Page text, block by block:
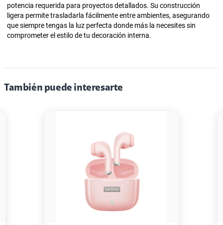
potencia requerida para proyectos detallados. Su construcción
ligera permite trasladarla fácilmente entre ambientes, asegurando
que siempre tengas la luz perfecta donde más la necesites sin
comprometer el estilo de tu decoración interna.
También puede interesarte